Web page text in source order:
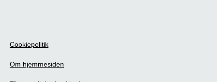
Cookiepolitik
Om hjemmesiden